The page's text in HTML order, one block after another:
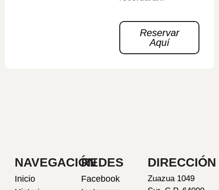
Reservar
Aquí
NAVEGACIÓN
Inicio
REDES
Facebook
DIRECCIÓN
Zuazua 1049